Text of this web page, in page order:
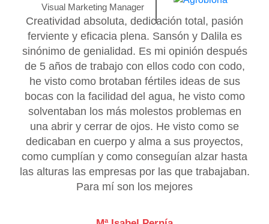
Visual Marketing Manager
Creatividad absoluta, dedicación total, pasión
ferviente y eficacia plena. Sansón y Dalila es
sinónimo de genialidad. Es mi opinión después
de 5 años de trabajo con ellos codo con codo,
he visto como brotaban fértiles ideas de sus
bocas con la facilidad del agua, he visto como
solventaban los más molestos problemas en
una abrir y cerrar de ojos. He visto como se
dedicaban en cuerpo y alma a sus proyectos,
como cumplían y como conseguían alzar hasta
las alturas las empresas por las que trabajaban.
Para mí son los mejores